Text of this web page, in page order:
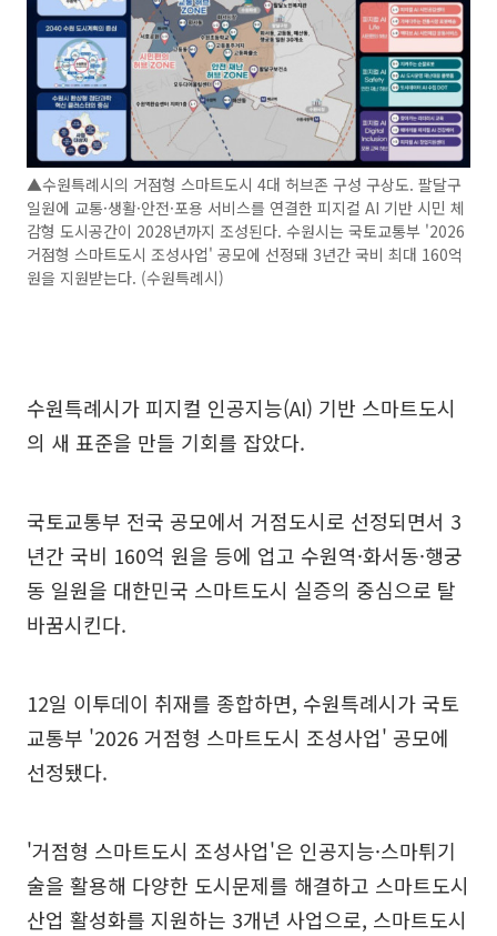
▲수원특례시의 거점형 스마트도시 4대 허브존 구성 구상도. 팔달구
일원에 교통·생활·안전·포용 서비스를 연결한 피지컬 AI 기반 시민 체
감형 도시공간이 2028년까지 조성된다. 수원시는 국토교통부 '2026
거점형 스마트도시 조성사업' 공모에 선정돼 3년간 국비 최대 160억
원을 지원받는다. (수원특례시)
수원특례시가 피지컬 인공지능(AI) 기반 스마트도시
의 새 표준을 만들 기회를 잡았다.
국토교통부 전국 공모에서 거점도시로 선정되면서 3
년간 국비 160억 원을 등에 업고 수원역·화서동·행궁
동 일원을 대한민국 스마트도시 실증의 중심으로 탈
바꿈시킨다.
12일 이투데이 취재를 종합하면, 수원특례시가 국토
교통부 '2026 거점형 스마트도시 조성사업' 공모에
선정됐다.
'거점형 스마트도시 조성사업'은 인공지능·스마튀기
술을 활용해 다양한 도시문제를 해결하고 스마트도시
산업 활성화를 지원하는 3개년 사업으로, 스마트도시